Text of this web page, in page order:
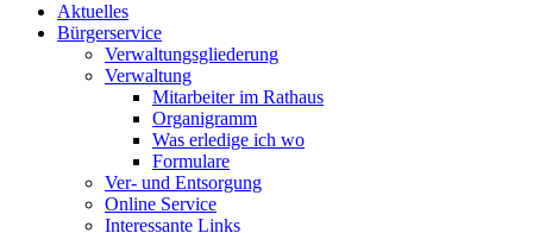
Aktuelles
Bürgerservice
Verwaltungsgliederung
Verwaltung
Mitarbeiter im Rathaus
Organigramm
Was erledige ich wo
Formulare
Ver- und Entsorgung
Online Service
Interessante Links